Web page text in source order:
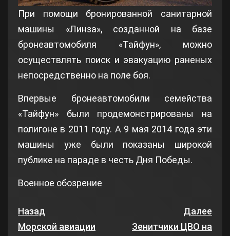
При помощи бронированной санитарной
машины «Линза», созданной на базе
бронеавтомобиля «Тайфун», можно
осуществлять поиск и эвакуацию раненых
непосредственно на поле боя.
Впервые бронеавтомобили семейства
«Тайфун» были продемонстрированы на
полигоне в 2011 году. А 9 мая 2014 года эти
машины уже были показаны широкой
публике на параде в честь Дня Победы.
Военное обозрение
Назад
Морской авиации
Далее
Зенитчики ЦВО на